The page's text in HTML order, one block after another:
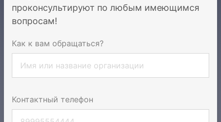
проконсультируют по любым имеющимся
вопросам!
Как к вам обращаться?
Контактный телефон